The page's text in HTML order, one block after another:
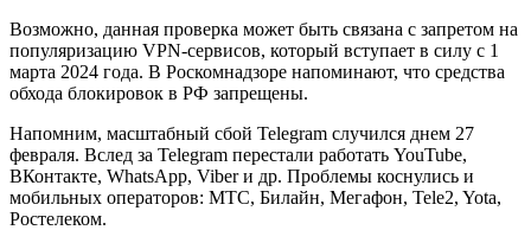
Возможно, данная проверка может быть связана с запретом на
популяризацию VPN-сервисов, который вступает в силу с 1
марта 2024 года. В Роскомнадзоре напоминают, что средства
обхода блокировок в РФ запрещены.
Напомним, масштабный сбой Telegram случился днем 27
февраля. Вслед за Telegram перестали работать YouTube,
ВКонтакте, WhatsApp, Viber и др. Проблемы коснулись и
мобильных операторов: МТС, Билайн, Мегафон, Tele2, Yota,
Ростелеком.